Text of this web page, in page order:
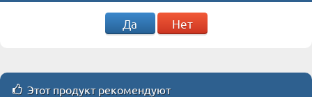
Да Нет
Этот продукт рекомендуют